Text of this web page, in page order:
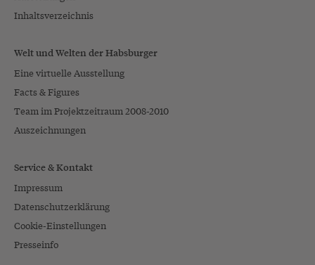
Inhaltsverzeichnis
Welt und Welten der Habsburger
Eine virtuelle Ausstellung
Facts & Figures
Team im Projektzeitraum 2008-2010
Auszeichnungen
Service & Kontakt
Impressum
Datenschutzerklärung
Cookie-Einstellungen
Presseinfo